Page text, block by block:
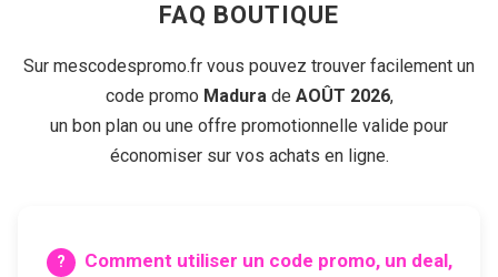
FAQ BOUTIQUE
Sur mescodespromo.fr vous pouvez trouver facilement un
code promo Madurade AOÛT 2026,
un bon plan ou une offre promotionnelle valide pour
économiser sur vos achats en ligne.
Comment utiliser un code promo, un deal,